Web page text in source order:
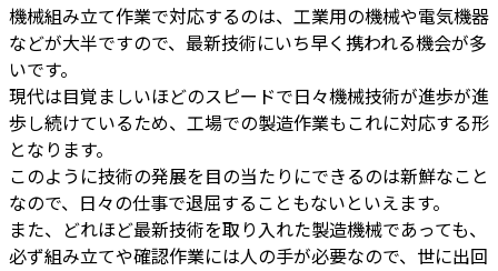
機械組み立て作業で対応するのは、工業用の機械や電気機器
などが大半ですので、最新技術にいち早く携われる機会が多
いです。
現代は目覚ましいほどのスピードで日々機械技術が進歩が進
歩し続けているため、工場での製造作業もこれに対応する形
となります。
このように技術の発展を目の当たりにできるのは新鮮なこと
なので、日々の仕事で退屈することもないといえます。
また、どれほど最新技術を取り入れた製造機械であっても、
必ず組み立てや確認作業には人の手が必要なので、世に出回